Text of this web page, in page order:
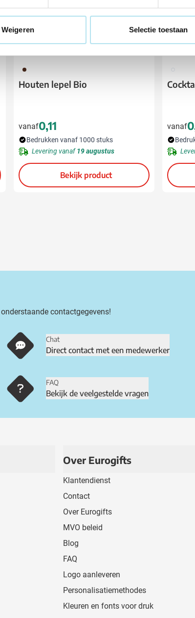
Weigeren Selectie toestaan
011
Houten lepel Bio
vanaf0,11
Bedrukken vanaf 1000 stuks
Levering vanaf19 augustus
Bekijk product
009
vanaf
contactgegevens!
Chat
Direct contact met een medewerker
FAQ
Bekijk de veelgestelde vragen
Over Eurogifts
Klantendienst
Contact
Over Eurogifts
MVO beleid
Blog
FAQ
Logo aanleveren
Personalisatiemethodes
Kleuren en fonts voor druk